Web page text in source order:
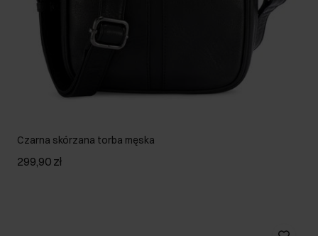
Czarna skórzana torba męska
299,90 zł